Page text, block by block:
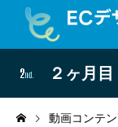
２ヶ月
動画コンテ